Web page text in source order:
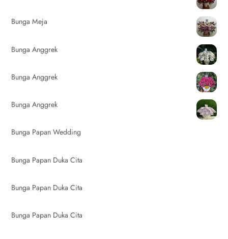
Bunga Meja
Bunga Anggrek
Bunga Anggrek
Bunga Anggrek
Bunga Papan Wedding
Bunga Papan Duka Cita
Bunga Papan Duka Cita
Bunga Papan Duka Cita